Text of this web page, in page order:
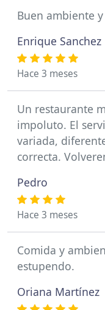
Buen ambiente
Enrique
Hace 3 meses
Un restaurante
impoluto. El
variada,
correcta.
Pedro
Hace 3 meses
Comida y
estupendo.
Oriana Martínez